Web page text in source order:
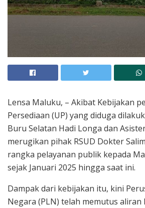
Lensa Maluku, – Akibat Kebijakan
Persediaan (UP) yang diduga
Buru Selatan Hadi Longa dan
merugikan pihak RSUD Dokter
rangka pelayanan publik kepada
sejak Januari 2025 hingga saat ini.
Dampak dari kebijakan itu, kini
Negara (PLN) telah memutus